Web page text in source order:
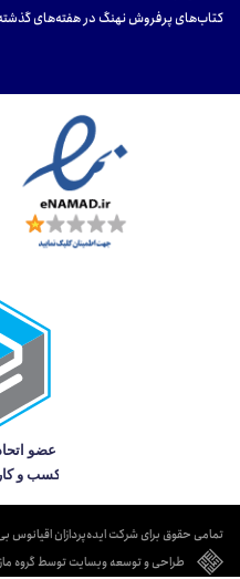
کتاب‌های پرفروش نهنگ در هفته‌های
تمامی حقوق برای شرکت ایده‌پردازان
طراحی و توسعه وبسایت توسط گروه ماز